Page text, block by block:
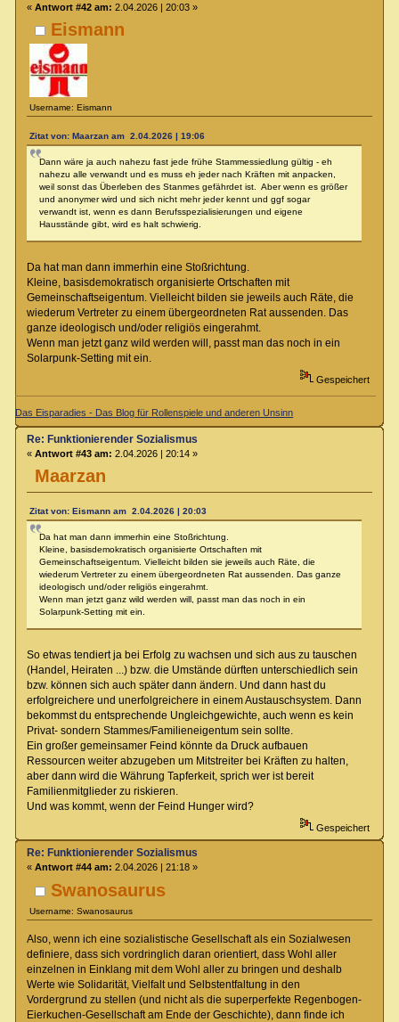
Eismann
Username: Eismann
« Antwort #42 am: 2.04.2026 | 20:03 »
Zitat von: Maarzan am 2.04.2026 | 19:06
Dann wäre ja auch nahezu fast jede frühe Stammessiedlung gültig - eh
nahezu alle verwandt und es muss eh jeder nach Kräften mit anpacken,
weil sonst das Überleben des Stanmes gefährdet ist. Aber wenn es größer
und anonymer wird und sich nicht mehr jeder kennt und ggf sogar
verwandt ist, wenn es dann Berufsspezialisierungen und eigene
Hausstände gibt, wird es halt schwierig.
Da hat man dann immerhin eine Stoßrichtung.
Kleine, basisdemokratisch organisierte Ortschaften mit
Gemeinschaftseigentum. Vielleicht bilden sie jeweils auch Räte, die
wiederum Vertreter zu einem übergeordneten Rat aussenden. Das
ganze ideologisch und/oder religiös eingerahmt.
Wenn man jetzt ganz wild werden will, passt man das noch in ein
Solarpunk-Setting mit ein.
Gespeichert
Das Eisparadies - Das Blog für Rollenspiele und anderen Unsinn
Maarzan
Re: Funktionierender Sozialismus
« Antwort #43 am: 2.04.2026 | 20:14 »
Zitat von: Eismann am 2.04.2026 | 20:03
Da hat man dann immerhin eine Stoßrichtung.
Kleine, basisdemokratisch organisierte Ortschaften mit
Gemeinschaftseigentum. Vielleicht bilden sie jeweils auch Räte, die
wiederum Vertreter zu einem übergeordneten Rat aussenden. Das ganze
ideologisch und/oder religiös eingerahmt.
Wenn man jetzt ganz wild werden will, passt man das noch in ein
Solarpunk-Setting mit ein.
So etwas tendiert ja bei Erfolg zu wachsen und sich aus zu tauschen
(Handel, Heiraten ...) bzw. die Umstände dürften unterschiedlich sein
bzw. können sich auch später dann ändern. Und dann hast du
erfolgreichere und unerfolgreichere in einem Austauschsystem. Dann
bekommst du entsprechende Ungleichgewichte, auch wenn es kein
Privat- sondern Stammes/Familieneigentum sein sollte.
Ein großer gemeinsamer Feind könnte da Druck aufbauen
Ressourcen weiter abzugeben um Mitstreiter bei Kräften zu halten,
aber dann wird die Währung Tapferkeit, sprich wer ist bereit
Familienmitglieder zu riskieren.
Und was kommt, wenn der Feind Hunger wird?
Gespeichert
Swanosaurus
Username: Swanosaurus
Re: Funktionierender Sozialismus
« Antwort #44 am: 2.04.2026 | 21:18 »
Also, wenn ich eine sozialistische Gesellschaft als ein Sozialwesen
definiere, dass sich vordringlich daran orientiert, dass Wohl aller
einzelnen in Einklang mit dem Wohl aller zu bringen und deshalb
Werte wie Solidarität, Vielfalt und Selbstentfaltung in den
Vordergrund zu stellen (und nicht als die superperfekte Regenbogen-
Eierkuchen-Gesellschaft am Ende der Geschichte), dann finde ich